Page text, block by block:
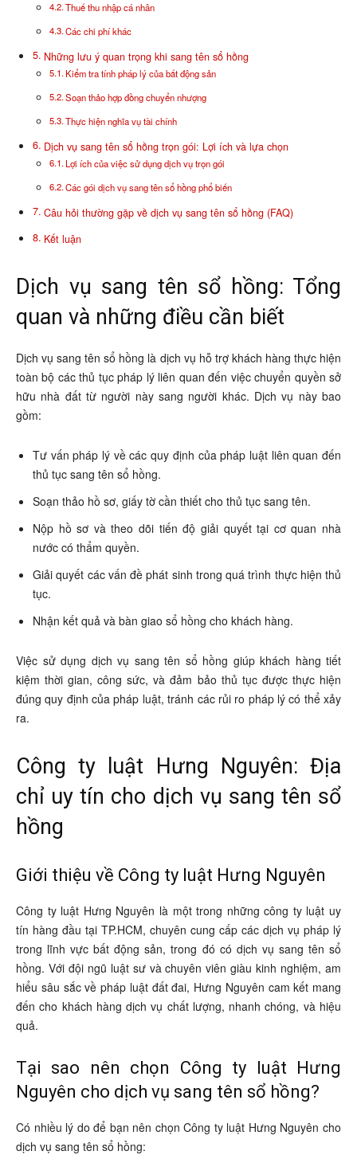
Thuế thu nhập cá nhân
Các chi phí khác
Những lưu ý quan trọng khi sang tên sổ hồng
Kiểm tra tính pháp lý của bất động sản
Soạn thảo hợp đồng chuyển nhượng
Thực hiện nghĩa vụ tài chính
Dịch vụ sang tên sổ hồng trọn gói: Lợi ích và lựa chọn
Lợi ích của việc sử dụng dịch vụ trọn gói
Các gói dịch vụ sang tên sổ hồng phổ biến
Câu hỏi thường gặp về dịch vụ sang tên sổ hồng (FAQ)
Kết luận
Dịch vụ sang tên sổ hồng: Tổng
quan và những điều cần biết
Dịch vụ sang tên sổ hồng là dịch vụ hỗ trợ khách hàng thực hiện
toàn bộ các thủ tục pháp lý liên quan đến việc chuyển quyền sở
hữu nhà đất từ người này sang người khác. Dịch vụ này bao
gồm:
Tư vấn pháp lý về các quy định của pháp luật liên quan đến
thủ tục sang tên sổ hồng.
Soạn thảo hồ sơ, giấy tờ cần thiết cho thủ tục sang tên.
Nộp hồ sơ và theo dõi tiến độ giải quyết tại cơ quan nhà
nước có thẩm quyền.
Giải quyết các vấn đề phát sinh trong quá trình thực hiện thủ
tục.
Nhận kết quả và bàn giao sổ hồng cho khách hàng.
Việc sử dụng dịch vụ sang tên sổ hồng giúp khách hàng tiết
kiệm thời gian, công sức, và đảm bảo thủ tục được thực hiện
đúng quy định của pháp luật, tránh các rủi ro pháp lý có thể xảy
ra.
Công ty luật Hưng Nguyên: Địa
chỉ uy tín cho dịch vụ sang tên sổ
hồng
Giới thiệu về Công ty luật Hưng Nguyên
Công ty luật Hưng Nguyên là một trong những công ty luật uy
tín hàng đầu tại TP.HCM, chuyên cung cấp các dịch vụ pháp lý
trong lĩnh vực bất động sản, trong đó có dịch vụ sang tên sổ
hồng. Với đội ngũ luật sư và chuyên viên giàu kinh nghiệm, am
hiểu sâu sắc về pháp luật đất đai, Hưng Nguyên cam kết mang
đến cho khách hàng dịch vụ chất lượng, nhanh chóng, và hiệu
quả.
Tại sao nên chọn Công ty luật Hưng
Nguyên cho dịch vụ sang tên sổ hồng?
Có nhiều lý do để bạn nên chọn Công ty luật Hưng Nguyên cho
dịch vụ sang tên sổ hồng: